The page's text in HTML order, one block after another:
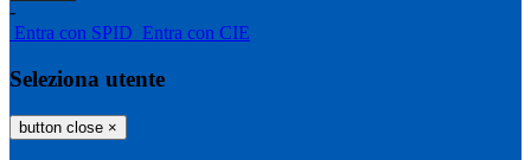
-
Entra con SPID Entra con CIE
Seleziona utente
button close ×